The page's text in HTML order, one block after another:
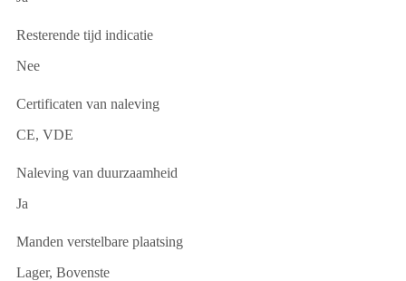
Resterende tijd indicatie
Nee
Certificaten van naleving
CE, VDE
Naleving van duurzaamheid
Ja
Manden verstelbare plaatsing
Lager, Bovenste